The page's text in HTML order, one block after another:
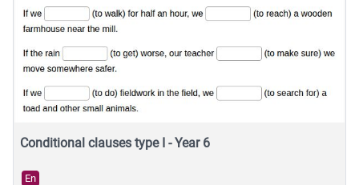
Conditional clauses type I - Year 6
En